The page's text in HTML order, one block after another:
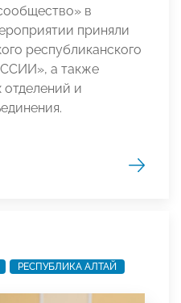
в
приняли
республиканского
а также
отделений и
РЕСПУБЛИКА АЛТАЙ